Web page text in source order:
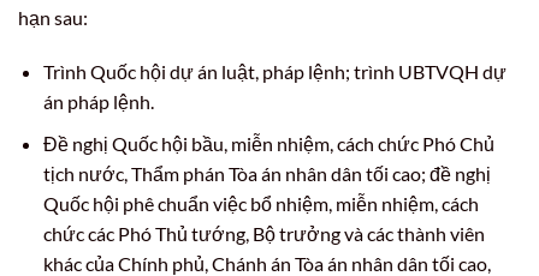
hạn sau:
Trình Quốc hội dự án luật, pháp lệnh; trình UBTVQH dự
án pháp lệnh.
Đề nghị Quốc hội bầu, miễn nhiệm, cách chức Phó Chủ
tịch nước, Thẩm phán Tòa án nhân dân tối cao; đề nghị
Quốc hội phê chuẩn việc bổ nhiệm, miễn nhiệm, cách
chức các Phó Thủ tướng, Bộ trưởng và các thành viên
khác của Chính phủ, Chánh án Tòa án nhân dân tối cao,